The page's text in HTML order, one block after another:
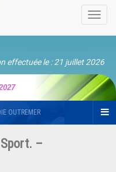
effectuée le : 21 juillet 2026
OUTREMER
–